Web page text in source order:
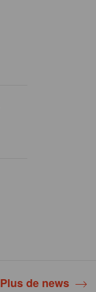
Plus de news